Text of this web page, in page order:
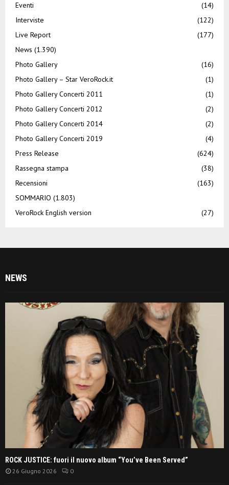
Eventi
(14)
Interviste
(122)
Live Report
(177)
News (1.390)
Photo Gallery
(16)
Photo Gallery – Star VeroRock.it
(1)
Photo Gallery Concerti 2011
(1)
Photo Gallery Concerti 2012
(2)
Photo Gallery Concerti 2014
(2)
Photo Gallery Concerti 2019
(4)
Press Release
(624)
Rassegna stampa
(38)
Recensioni
(163)
SOMMARIO (1.803)
VeroRock English version
(27)
NEWS
ROCK JUSTICE: fuori il nuovo album “You’ve Been Served”
26 Giugno 2026 0